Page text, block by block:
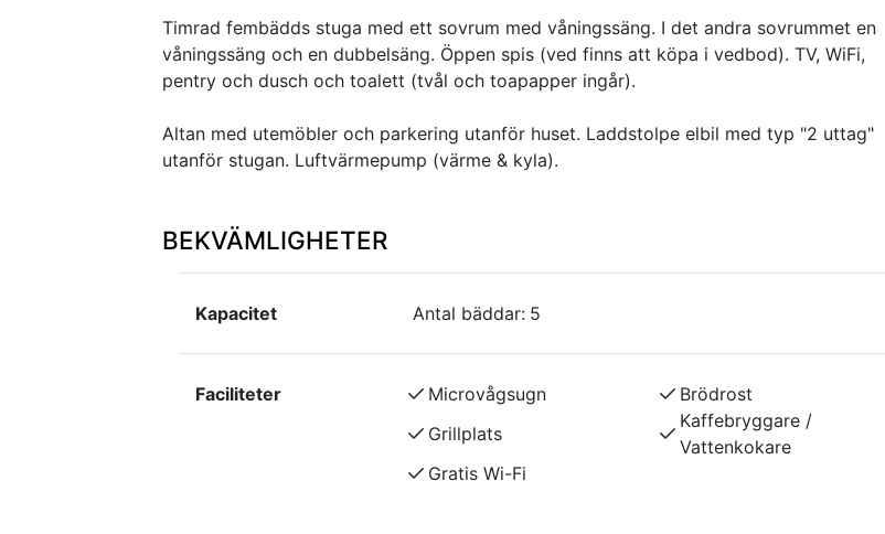
Timrad fembädds stuga med ett sovrum med våningssäng. I det andra sovrummet en
våningssäng och en dubbelsäng. Öppen spis (ved finns att köpa i vedbod). TV, WiFi,
pentry och dusch och toalett (tvål och toapapper ingår).
Altan med utemöbler och parkering utanför huset. Laddstolpe elbil med typ "2 uttag"
utanför stugan. Luftvärmepump (värme & kyla).
BEKVÄMLIGHETER
Kapacitet Antal bäddar: 5
Faciliteter Microvågsugn
Brödrost
Grillplats
Kaffebryggare /
Vattenkokare
Gratis Wi-Fi